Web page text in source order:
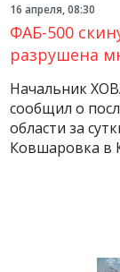
16 апреля, 08:30
ФАБ-500
разрушена
Начальник
сообщил о
области за
Ковшаровка в